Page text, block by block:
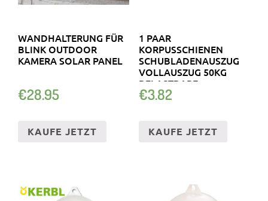
WANDHALTERUNG FÜR
BLINK OUTDOOR
KAMERA SOLAR PANEL
€28.95
KAUFE JETZT
1 PAAR
KORPUSSCHIENEN
SCHUBLADENAUSZUG
VOLLAUSZUG 50KG
BELASTBARE
SCHUBLADENSCHIENE
€3.82
KAUFE JETZT